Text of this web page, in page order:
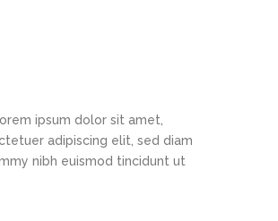
ipsum dolor sit amet,
adipiscing elit, sed diam
nibh euismod tincidunt ut